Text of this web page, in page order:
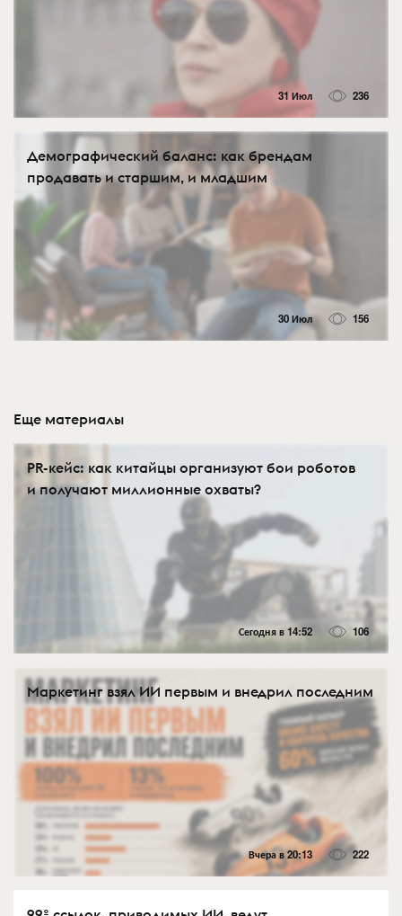
31 Июл 236
Демографический баланс: как брендам
продавать и старшим, и младшим
30 Июл 156
Еще материалы
PR-кейс: как китайцы организуют бои роботов
и получают миллионные охваты?
Сегодня в 14:52 106
Маркетинг взял ИИ первым и внедрил последним
Вчера в 20:13 222